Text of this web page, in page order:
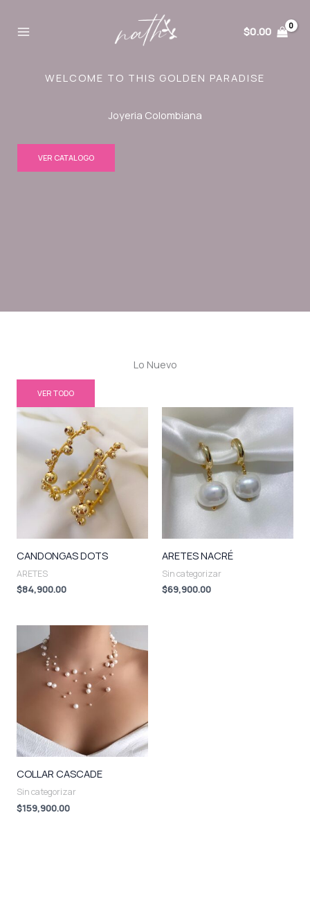
$0.00
WELCOME TO THIS GOLDEN PARADISE
Joyeria Colombiana
VER CATALOGO
Lo Nuevo
VER TODO
CANDONGAS DOTS
ARETES
$84,900.00
ARETES NACRÉ
Sin categorizar
$69,900.00
COLLAR CASCADE
Sin categorizar
$159,900.00